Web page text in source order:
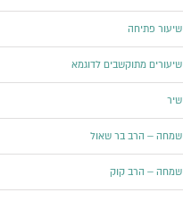
שיעור פתיחה
שיעורים מתוקשבים לדוגמא
שיר
שמחה – הרב בר שאול
שמחה – הרב קוק